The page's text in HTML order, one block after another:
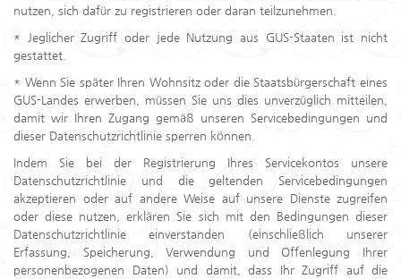
nutzen, sich dafür zu registrieren oder daran teilzunehmen.
* Jeglicher Zugriff oder jede Nutzung aus GUS-Staaten ist nicht
gestattet.
* Wenn Sie später Ihren Wohnsitz oder die Staatsbürgerschaft eines
GUS-Landes erwerben, müssen Sie uns dies unverzüglich mitteilen,
damit wir Ihren Zugang gemäß unseren Servicebedingungen und
dieser Datenschutzrichtlinie sperren können.
Indem Sie bei der Registrierung Ihres Servicekontos unsere
Datenschutzrichtlinie und die geltenden Servicebedingungen
akzeptieren oder auf andere Weise auf unsere Dienste zugreifen
oder diese nutzen, erklären Sie sich mit den Bedingungen dieser
Datenschutzrichtlinie einverstanden (einschließlich unserer
Erfassung, Speicherung, Verwendung und Offenlegung Ihrer
personenbezogenen Daten) und damit, dass Ihr Zugriff auf die